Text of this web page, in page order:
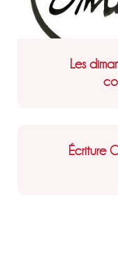
Les
Écriture